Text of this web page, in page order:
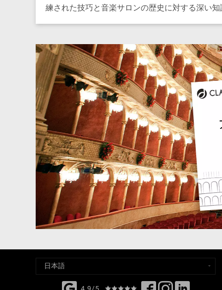
練された技巧と音楽サロンの歴史に対する深い
4,9/5